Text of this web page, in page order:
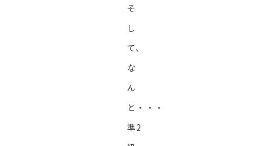
そ
し
て、
な
ん
と・・・
準2